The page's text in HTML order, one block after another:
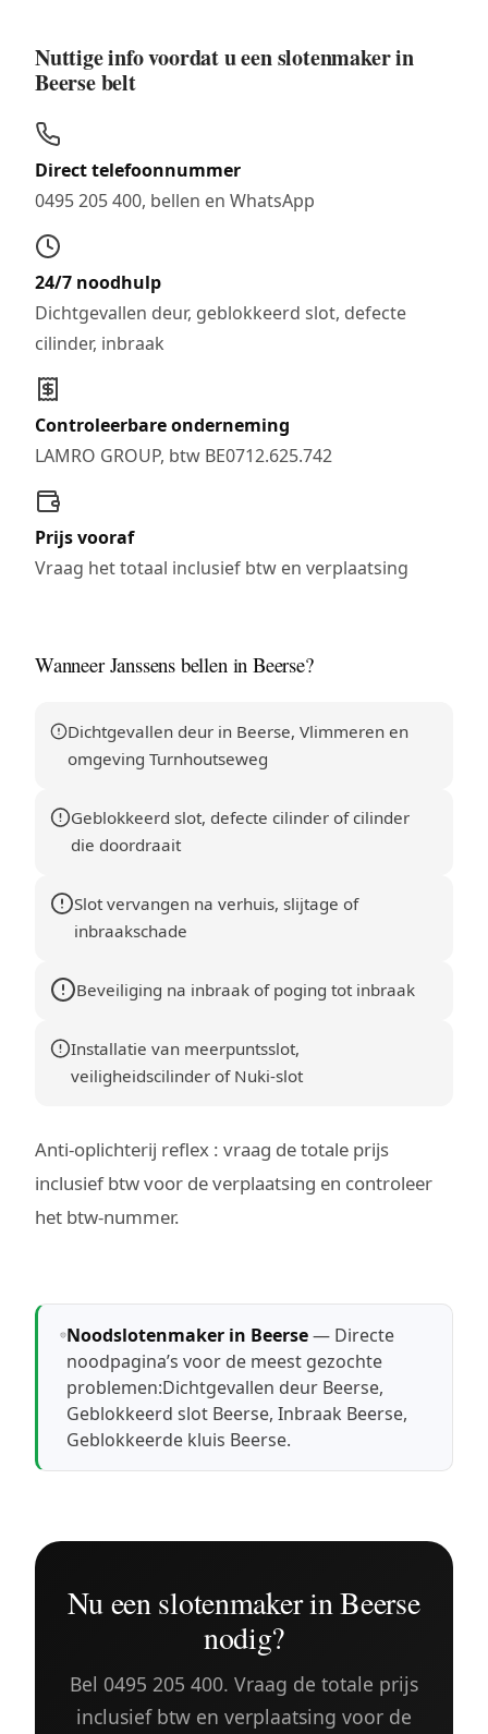
Nuttige info voordat u een slotenmaker in
Beerse belt
Direct telefoonnummer
0495 205 400, bellen en WhatsApp
24/7 noodhulp
Dichtgevallen deur, geblokkeerd slot, defecte
cilinder, inbraak
Controleerbare onderneming
LAMRO GROUP, btw BE0712.625.742
Prijs vooraf
Vraag het totaal inclusief btw en verplaatsing
Wanneer Janssens bellen in Beerse?
Dichtgevallen deur in Beerse, Vlimmeren en
omgeving Turnhoutseweg
Geblokkeerd slot, defecte cilinder of cilinder
die doordraait
Slot vervangen na verhuis, slijtage of
inbraakschade
Beveiliging na inbraak of poging tot inbraak
Installatie van meerpuntsslot,
veiligheidscilinder of Nuki-slot
Anti-oplichterij reflex : vraag de totale prijs
inclusief btw voor de verplaatsing en controleer
het btw-nummer.
Noodslotenmaker in Beerse— Directe
noodpagina’s voor de meest gezochte
problemen:Dichtgevallen deur Beerse,
Geblokkeerd slot Beerse, Inbraak Beerse,
Geblokkeerde kluis Beerse.
Nu een slotenmaker in Beerse
nodig?
Bel 0495 205 400. Vraag de totale prijs
inclusief btw en verplaatsing voor de